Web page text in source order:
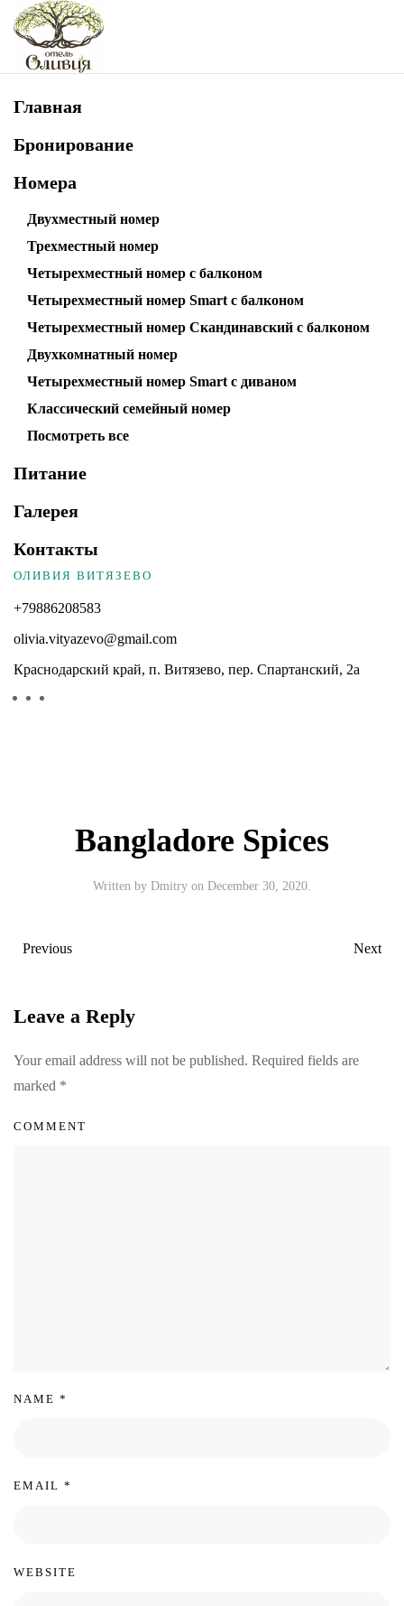
Skip to main content
Главная
Бронирование
Номера
Двухместный номер
Трехместный номер
Четырехместный номер с балконом
Четырехместный номер Smart с балконом
Четырехместный номер Скандинавский с балконом
Двухкомнатный номер
Четырехместный номер Smart с диваном
Классический семейный номер
Посмотреть все
Питание
Галерея
Контакты
ОЛИВИЯ ВИТЯЗЕВО
+79886208583
olivia.vityazevo@gmail.com
Краснодарский край, п. Витязево, пер. Спартанский, 2а
Bangladore Spices
Written by Dmitry on December 30, 2020.
Previous Next
Leave a Reply
Your email address will not be published. Required fields are
marked *
COMMENT
NAME *
EMAIL *
WEBSITE